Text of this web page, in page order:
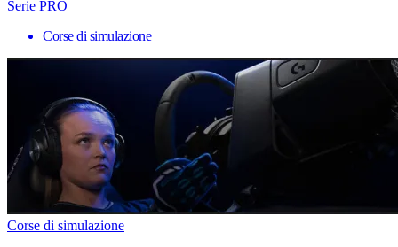
Serie PRO
Corse di simulazione
Corse di simulazione